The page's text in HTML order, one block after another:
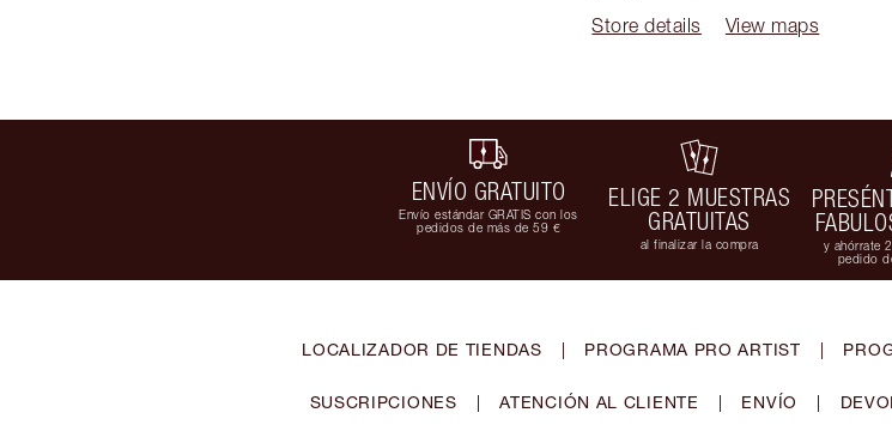
Store details
View maps
ENVÍO GRATUITO
Envío estándar GRATIS con los
pedidos de más de 59 €
ELIGE 2 MUESTRAS
GRATUITAS
al finalizar la compra
y ahórrate
pedido
LOCALIZADOR DE TIENDAS | PROGRAMA PRO ARTIST |
SUSCRIPCIONES | ATENCIÓN AL CLIENTE | ENVÍO |